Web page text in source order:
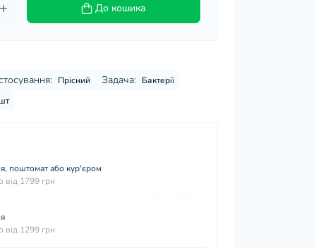
До кошика
Прісний Задача: Бактерії
поштомат або кур'єром
від 1799 грн
від 1299 грн